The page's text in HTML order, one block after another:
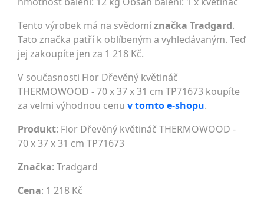
Tento výrobek má na svědomíznačka Tradgard.
Tato značka patří k oblíbeným a vyhledávaným. Teď
jej zakoupíte jen za 1 218 Kč.
V současnosti Flor Dřevěný květináč
THERMOWOOD - 70 x 37 x 31 cm TP71673 koupíte
za velmi výhodnou cenu v tomto e-shopu.
Produkt: Flor Dřevěný květináč THERMOWOOD -
70 x 37 x 31 cm TP71673
Značka: Tradgard
Cena: 1 218 Kč